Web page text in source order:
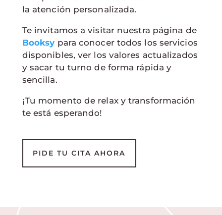
la atención personalizada.
Te invitamos a visitar nuestra página de
Booksy para conocer todos los servicios
disponibles, ver los valores actualizados
y sacar tu turno de forma rápida y
sencilla.
¡Tu momento de relax y transformación
te está esperando!
PIDE TU CITA AHORA